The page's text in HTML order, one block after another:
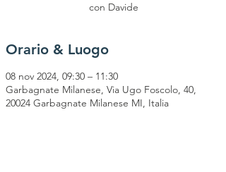
con Davide
Orario & Luogo
08 nov 2024, 09:30 – 11:30
Garbagnate Milanese, Via Ugo Foscolo, 40,
20024 Garbagnate Milanese MI, Italia